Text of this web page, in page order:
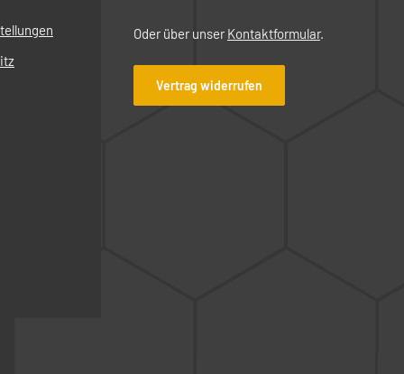
Oder über unser Kontaktformular.
Vertrag widerrufen